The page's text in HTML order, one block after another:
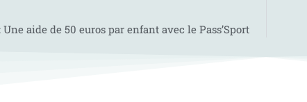
aide de 50 euros par enfant avec le Pass’Sport